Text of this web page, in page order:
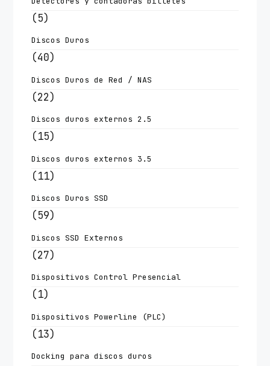
(5)
Discos Duros
(40)
Discos Duros de Red / NAS
(22)
Discos duros externos 2.5
(15)
Discos duros externos 3.5
(11)
Discos Duros SSD
(59)
Discos SSD Externos
(27)
Dispositivos Control Presencial
(1)
Dispositivos Powerline (PLC)
(13)
Docking para discos duros